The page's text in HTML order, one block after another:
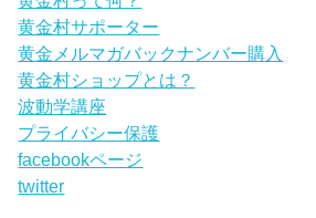
黄金村サポーター
黄金メルマガバックナンバー購入
黄金村ショップとは？
波動学講座
プライバシー保護
facebookページ
twitter